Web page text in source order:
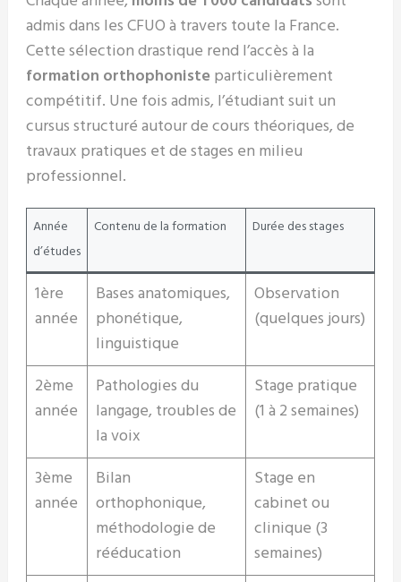
admis dans les CFUO à travers toute la France.
Cette sélection drastique rend l’accès à la
formation orthophonisteparticulièrement
compétitif. Une fois admis, l’étudiant suit un
cursus structuré autour de cours théoriques, de
travaux pratiques et de stages en milieu
professionnel.
Année
d’études
Contenu de la formation Durée des stages
1ère
année
Bases anatomiques,
phonétique,
linguistique
Observation
(quelques jours)
2ème
année
Pathologies du
langage, troubles de
la voix
Stage pratique
(1 à 2 semaines)
3ème
année
Bilan
orthophonique,
méthodologie de
rééducation
Stage en
cabinet ou
clinique (3
semaines)